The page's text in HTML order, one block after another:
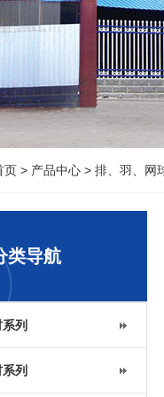
页 > 产品中心 > 排、羽、网
类导航
列
列